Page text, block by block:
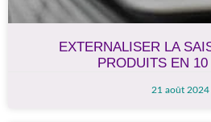
EXTERNALISER LA
PRODUITS EN 10
21 août 2024